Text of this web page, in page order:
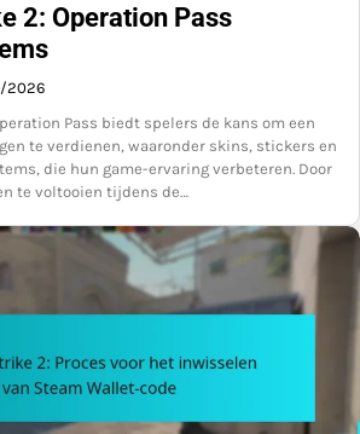
2: Operation Pass
2026
Pass biedt spelers de kans om een
te verdienen, waaronder skins, stickers en
die hun game-ervaring verbeteren. Door
te voltooien tijdens de…